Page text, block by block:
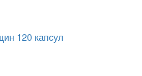
120 капсул